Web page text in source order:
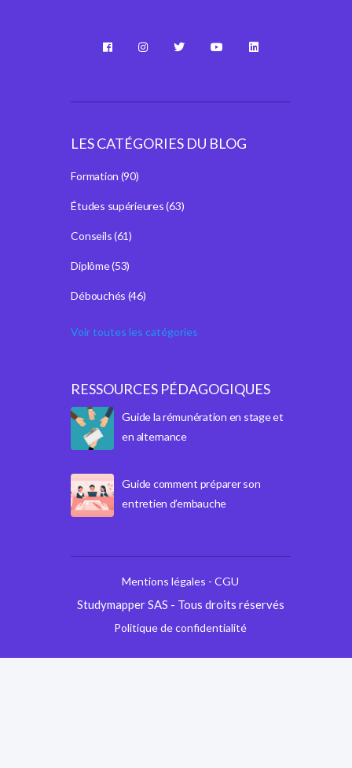
LES CATÉGORIES DU BLOG
Formation (90)
Études supérieures(63)
Conseils(61)
Diplôme(53)
Débouchés (46)
Voir toutes les catégories
RESSOURCES PÉDAGOGIQUES
Guide la rémunération en stage et
en alternance
Guide comment préparer son
entretien d’embauche
Mentions légales - CGU
Studymapper SAS - Tous droits réservés
Politique de confidentialité